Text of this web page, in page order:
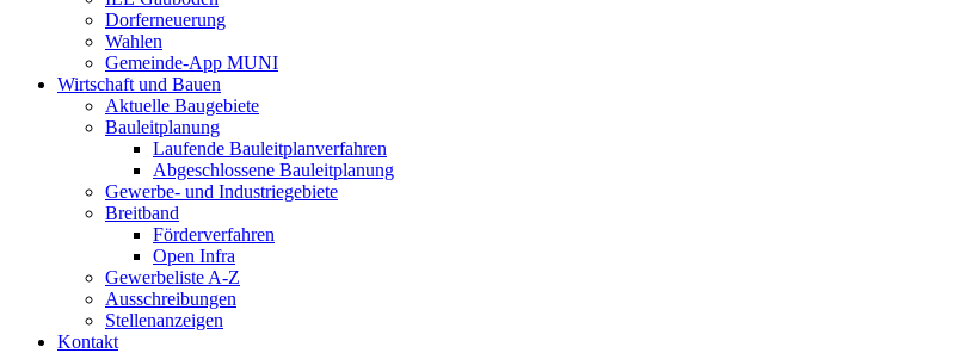
Dorferneuerung
Wahlen
Gemeinde-App MUNI
Wirtschaft und Bauen
Aktuelle Baugebiete
Bauleitplanung
Laufende Bauleitplanverfahren
Abgeschlossene Bauleitplanung
Gewerbe- und Industriegebiete
Breitband
Förderverfahren
Open Infra
Gewerbeliste A-Z
Ausschreibungen
Stellenanzeigen
Kontakt